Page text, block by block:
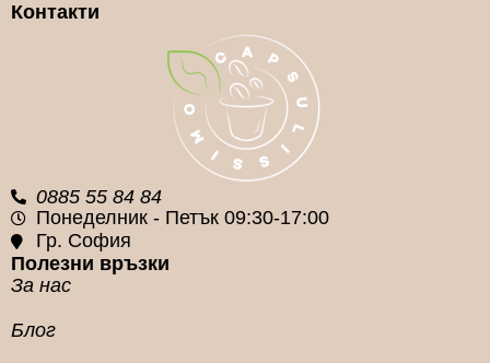
КАФЕ КАПСУЛA
МАРКA
Lavazza
Контакти
0885 55 84 84
Понеделник - Петък 09:30-17:00
Гр. София
Полезни връзки
За нас
Блог